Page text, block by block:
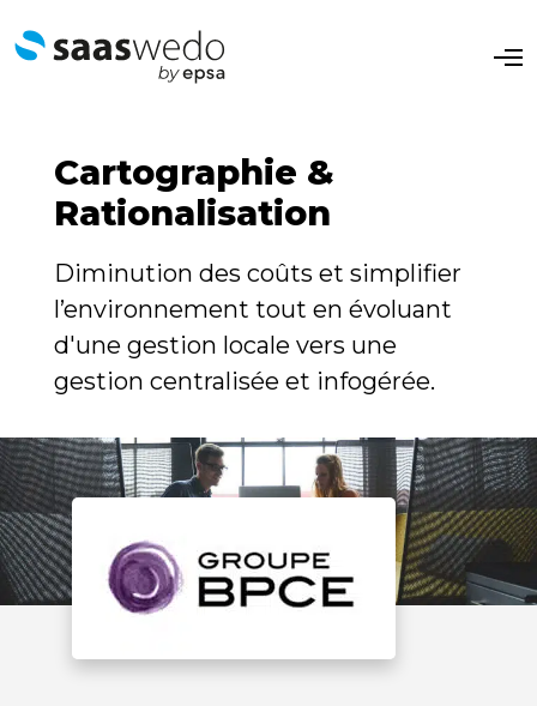
O
Cartographie &
Rationalisation
Diminution des coûts et simplifier
l’environnement tout en évoluant
d'une gestion locale vers une
gestion centralisée et infogérée.